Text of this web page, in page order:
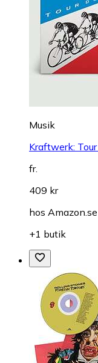
Musik
Kraftwerk:
fr.
409 kr
hos Amazon.se
+1 butik